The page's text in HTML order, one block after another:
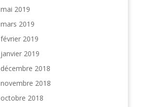
mai 2019
mars 2019
février 2019
janvier 2019
décembre 2018
novembre 2018
octobre 2018